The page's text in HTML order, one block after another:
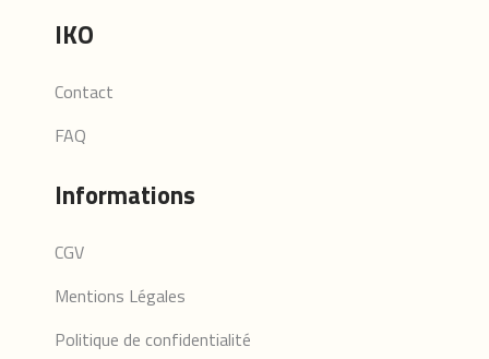
IKO
Contact
FAQ
Informations
CGV
Mentions Légales
Politique de confidentialité